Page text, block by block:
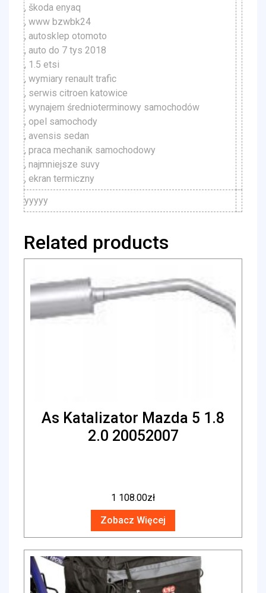
, škoda enyaq
, www bzwbk24
, autosklep otomoto
, auto do 7 tys 2018
, 1.5 etsi
, wymiary renault trafic
, serwis citroen katowice
, wynajem średnioterminowy samochodów
, opel samochody
, avensis sedan
, praca mechanik samochodowy
, najmniejsze suvy
, ekran termiczny
yyyyy
Related products
As Katalizator Mazda 5 1.8
2.0 20052007
1 108.00zł
Zobacz Więcej